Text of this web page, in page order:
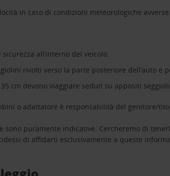
in caso di condizioni meteorologiche avverse.
all’interno del veicolo.
rivolti verso la parte posteriore dell’auto e
cm devono viaggiare seduti su appositi
o adattatore è responsabilità del genitore/
puramente indicative. Cercheremo di
di affidarti esclusivamente a queste